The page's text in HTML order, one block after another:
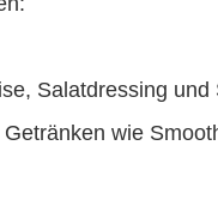
Salatdressing und
wie